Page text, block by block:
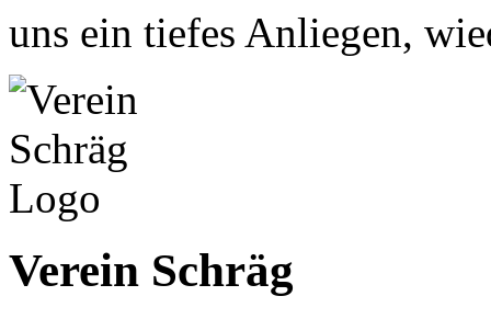
uns ein tiefes Anliegen,
Verein Schräg